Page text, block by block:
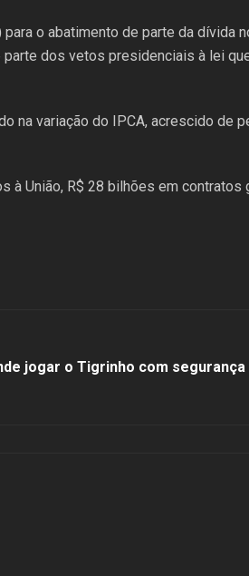
o abatimento de parte da dívida
parte dos vetos presidenciais à lei
na variação do IPCA, acrescido de
à União, R$ 28 bilhões em contratos
jogar o Tigrinho com segurança